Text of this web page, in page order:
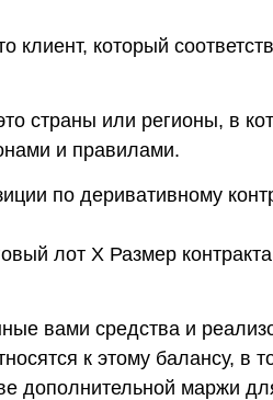
клиент, который
страны или регионы, в
и правилами.
по деривативному
лот X Размер
вами средства и
к этому балансу, в
дополнительной маржи